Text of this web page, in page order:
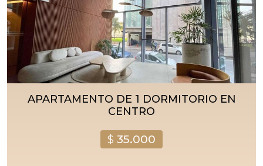
APARTAMENTO DE 1 DORMITORIO EN
CENTRO
$ 35.000